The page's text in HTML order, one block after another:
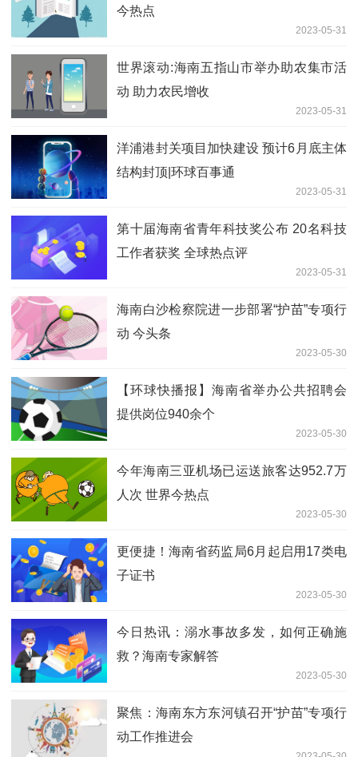
今热点
2023-05-31
世界滚动:海南五指山市举办助农集市活
动 助力农民增收
2023-05-31
洋浦港封关项目加快建设 预计6月底主体
结构封顶|环球百事通
2023-05-31
第十届海南省青年科技奖公布 20名科技
工作者获奖 全球热点评
2023-05-31
海南白沙检察院进一步部署“护苗”专项行
动 今头条
2023-05-30
【环球快播报】海南省举办公共招聘会
提供岗位940余个
2023-05-30
今年海南三亚机场已运送旅客达952.7万
人次 世界今热点
2023-05-30
更便捷！海南省药监局6月起启用17类电
子证书
2023-05-30
今日热讯：溺水事故多发，如何正确施
救？海南专家解答
2023-05-30
聚焦：海南东方东河镇召开“护苗”专项行
动工作推进会